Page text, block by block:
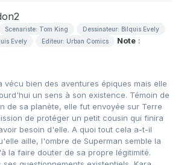
Scenariste: Tom King
Dessinateur: Bilquis Evely
Evely
Editeur: Urban Comics Note :
vécu bien des aventures épiques mais elle
un sens à son existence. Témoin de
de sa planète, elle fut envoyée sur Terre
de protéger un petit cousin qui finira
besoin d'elle. A quoi tout cela a-t-il
aille, l'ombre de Superman semble la
la faire douter de sa propre légitimité.